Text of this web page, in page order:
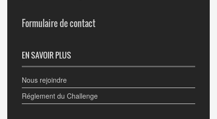
Formulaire de contact
EN SAVOIR PLUS
Nous rejoindre
Réglement du Challenge